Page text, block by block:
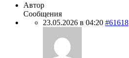
Автор
Сообщения
23.05.2026 в 04:20 #61618